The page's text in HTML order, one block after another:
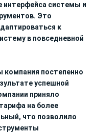
интерфейса системы и
Это
к
в повседневной
компания постепенно
успешной
приняло
на более
что позволило